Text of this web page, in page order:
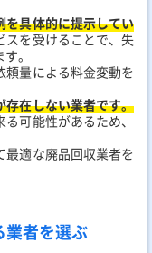
を具体的に提示してい
スを受けることで、失
。
頼量による料金変動を
存在しない業者です。
可能性があるため、
適な廃品回収業者を
者を選ぶ